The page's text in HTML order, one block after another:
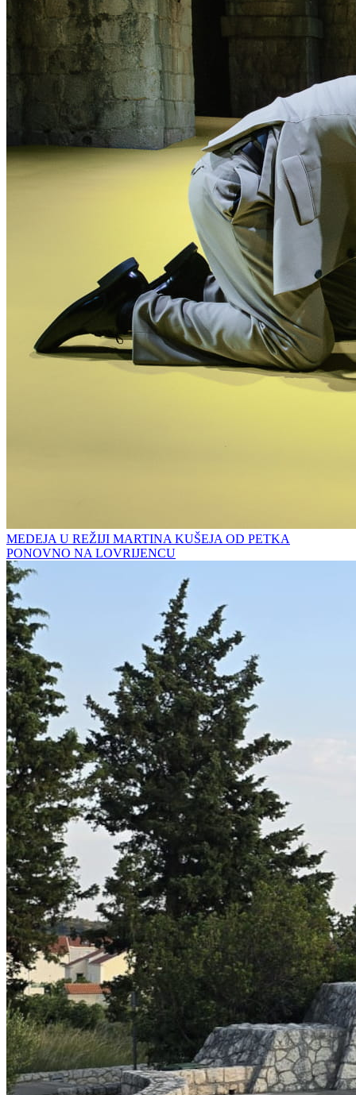
MEDEJA U REŽIJI MARTINA KUŠEJA OD PETKA
PONOVNO NA LOVRIJENCU